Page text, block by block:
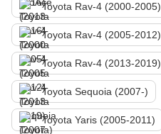
Toyota Rav-4 (2000-2005)
Toyota Rav-4 (2005-2012)
Toyota Rav-4 (2013-2019)
Toyota Sequoia (2007-)
Toyota Yaris (2005-2011)